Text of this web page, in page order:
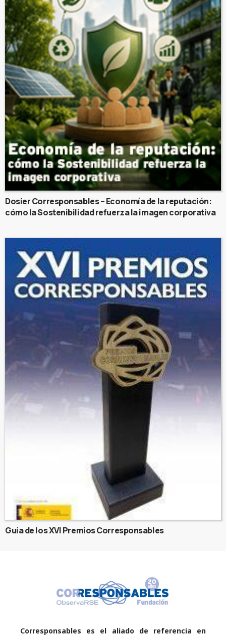
Dosier Corresponsables – Economía de la reputación:
cómo la Sostenibilidad refuerza la imagen corporativa
Guía de los XVI Premios Corresponsables
Corresponsables es el aliado de referencia en